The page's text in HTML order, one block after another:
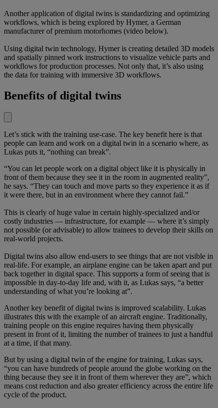
Another application of digital twins is standardizing and optimizing
workflows, which is being explored by Hymer, a German
manufacturer of premium motorhomes (video below).
Using digital twin technology, Hymer is creating detailed 3D models
and spatially pinned work instructions to visualize vehicle parts and
workflows for production processes. Not only that, it’s also using
the data for training with immersive 3D workflows.
Benefits of digital twins
Let’s stick with the training use-case. The key benefit here is that
people can learn and work on a digital twin in a scenario where, as
Lukas puts it, “nothing can break”.
“You can let people work on a digital object like it is physically in
front of them because they see it in the room in augmented reality”,
he says. “They can touch and move parts so they experience it as if
it were there, but in an environment where they cannot fail.”
This is clearly of huge value in certain highly-specialized and/or
costly industries — infrastructure, for example — where it’s simply
not possible (or advisable) to allow trainees to develop their skills on
real-world projects.
Digital twins also allow end-users to see things that are not visible in
real-life. For example, an airplane engine can be taken apart and put
back together in digital space. This supports a form of seeing that is
impossible in day-to-day life and, with it, as Lukas says, “a better
understanding of what you’re looking at”.
Another key benefit of digital twins is improved scalability. Lukas
illustrates this with the example of an aircraft engine. Traditionally,
training people on this engine requires having them physically
present in front of it, limiting the number of trainees to just a handful
at a time, if that many.
But by using a digital twin of the engine for training, Lukas says,
“you can have hundreds of people around the globe working on the
thing because they see it in front of them wherever they are”, which
means cost reduction and also greater efficiency across the entire life
cycle of the product.